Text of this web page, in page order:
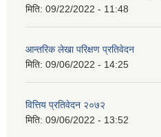
मिति: 09/22/2022 - 11:48
आन्तरिक लेखा परिक्षण प्रतिवेदन
मिति: 09/06/2022 - 14:25
वित्तिय प्रतिवेदन २०७२
मिति: 09/06/2022 - 13:52